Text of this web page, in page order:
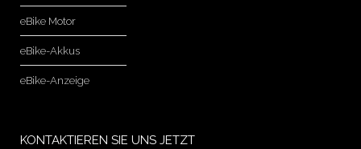
eBike Motor
eBike-Akkus
eBike-Anzeige
KONTAKTIEREN SIE UNS JETZT